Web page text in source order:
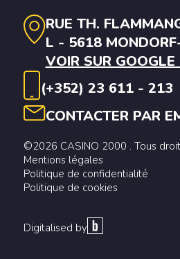
RUE TH.
L - 5618
VOIR SUR GOOGLE
(+352) 23 611 - 213
CONTACTER PAR
©2026 CASINO 2000 . Tous
Mentions légales
Politique de confidentialité
Politique de cookies
Digitalised by